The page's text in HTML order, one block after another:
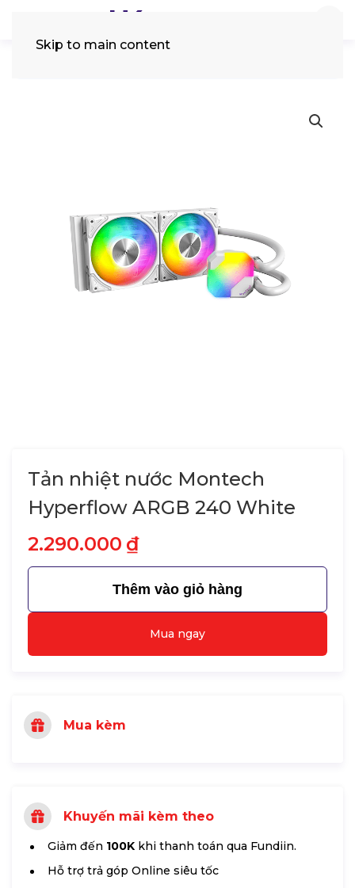
Skip to main content
Tản nhiệt nước Montech
Hyperflow ARGB 240 White
2.290.000 ₫
Thêm vào giỏ hàng
Mua ngay
Mua kèm
Khuyến mãi kèm theo
Giảm đến 100K khi thanh toán qua Fundiin.
Hỗ trợ trả góp Online siêu tốc